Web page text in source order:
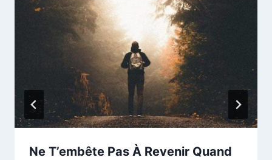
Ne T’embête Pas À Revenir Quand